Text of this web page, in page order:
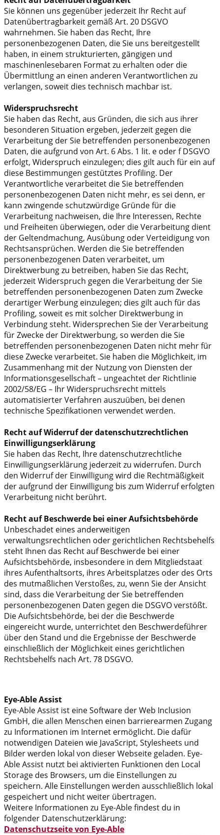
Sie können uns gegenüber jederzeit Ihr Recht auf
Datenübertragbarkeit gemäß Art. 20 DSGVO
wahrnehmen. Sie haben das Recht, Ihre
personenbezogenen Daten, die Sie uns bereitgestellt
haben, in einem strukturierten, gängigen und
maschinenlesebaren Format zu erhalten oder die
Übermittlung an einen anderen Verantwortlichen zu
verlangen, soweit dies technisch machbar ist.
Widerspruchsrecht
Sie haben das Recht, aus Gründen, die sich aus ihrer
besonderen Situation ergeben, jederzeit gegen die
Verarbeitung der Sie betreffenden personenbezogenen
Daten, die aufgrund von Art. 6 Abs. 1 lit. e oder f DSGVO
erfolgt, Widerspruch einzulegen; dies gilt auch für ein auf
diese Bestimmungen gestütztes Profiling. Der
Verantwortliche verarbeitet die Sie betreffenden
personenbezogenen Daten nicht mehr, es sei denn, er
kann zwingende schutzwürdige Gründe für die
Verarbeitung nachweisen, die Ihre Interessen, Rechte
und Freiheiten überwiegen, oder die Verarbeitung dient
der Geltendmachung, Ausübung oder Verteidigung von
Rechtsansprüchen. Werden die Sie betreffenden
personenbezogenen Daten verarbeitet, um
Direktwerbung zu betreiben, haben Sie das Recht,
jederzeit Widerspruch gegen die Verarbeitung der Sie
betreffenden personenbezogenen Daten zum Zwecke
derartiger Werbung einzulegen; dies gilt auch für das
Profiling, soweit es mit solcher Direktwerbung in
Verbindung steht. Widersprechen Sie der Verarbeitung
für Zwecke der Direktwerbung, so werden die Sie
betreffenden personenbezogenen Daten nicht mehr für
diese Zwecke verarbeitet. Sie haben die Möglichkeit, im
Zusammenhang mit der Nutzung von Diensten der
Informationsgesellschaft – ungeachtet der Richtlinie
2002/58/EG – Ihr Widerspruchsrecht mittels
automatisierter Verfahren auszuüben, bei denen
technische Spezifikationen verwendet werden.
Recht auf Widerruf der datenschutzrechtlichen
Einwilligungserklärung
Sie haben das Recht, Ihre datenschutzrechtliche
Einwilligungserklärung jederzeit zu widerrufen. Durch
den Widerruf der Einwilligung wird die Rechtmäßigkeit
der aufgrund der Einwilligung bis zum Widerruf erfolgten
Verarbeitung nicht berührt.
Recht auf Beschwerde bei einer Aufsichtsbehörde
Unbeschadet eines anderweitigen
verwaltungsrechtlichen oder gerichtlichen Rechtsbehelfs
steht Ihnen das Recht auf Beschwerde bei einer
Aufsichtsbehörde, insbesondere in dem Mitgliedstaat
ihres Aufenthaltsorts, ihres Arbeitsplatzes oder des Orts
des mutmaßlichen Verstoßes, zu, wenn Sie der Ansicht
sind, dass die Verarbeitung der Sie betreffenden
personenbezogenen Daten gegen die DSGVO verstößt.
Die Aufsichtsbehörde, bei der die Beschwerde
eingereicht wurde, unterrichtet den Beschwerdeführer
über den Stand und die Ergebnisse der Beschwerde
einschließlich der Möglichkeit eines gerichtlichen
Rechtsbehelfs nach Art. 78 DSGVO.
Eye-Able Assist
Eye-Able Assist ist eine Software der Web Inclusion
GmbH, die allen Menschen einen barrierearmen Zugang
zu Informationen im Internet ermöglicht. Die dafür
notwendigen Dateien wie JavaScript, Stylesheets und
Bilder werden lokal von dieser Webseite geladen. Eye-
Able Assist nutzt bei aktivierten Funktionen den Local
Storage des Browsers, um die Einstellungen zu
speichern. Alle Einstellungen werden ausschließlich lokal
gespeichert und nicht weiter übertragen.
Weitere Informationen zu Eye-Able findest du in
folgender Datenschutzerklärung:
Datenschutzseite von Eye-Able